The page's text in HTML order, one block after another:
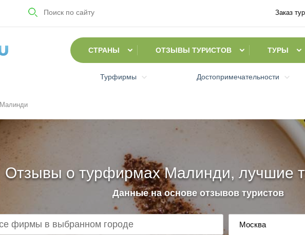
Заказ
СТРАНЫ ОТЗЫВЫ ТУРИСТОВ ТУРЫ
Турфирмы Достопримечательности
Малинди
Отзывы о турфирмах Малинди, лучшие
Данные на основе отзывов туристов
Москва